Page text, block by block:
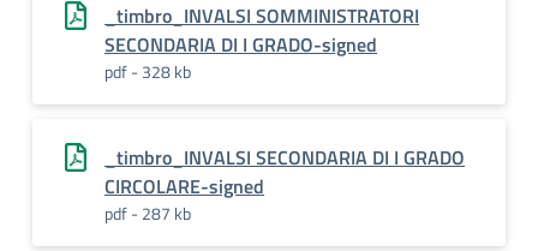
_timbro_INVALSI SOMMINISTRATORI
SECONDARIA DI I GRADO-signed
pdf - 328 kb
_timbro_INVALSI SECONDARIA DI I GRADO
CIRCOLARE-signed
pdf - 287 kb